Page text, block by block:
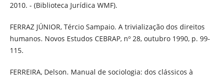
2010. - (Biblioteca Jurídica WMF).
FERRAZ JÚNIOR, Tércio Sampaio. A trivialização dos direitos
humanos. Novos Estudos CEBRAP, nº 28, outubro 1990, p. 99-
115.
FERREIRA, Delson. Manual de sociologia: dos clássicos à